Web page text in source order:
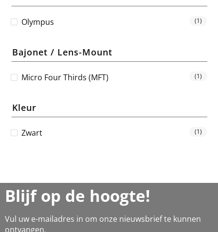
Olympus (1)
Bajonet / Lens-Mount
Micro Four Thirds (MFT) (1)
Kleur
Zwart (1)
Blijf op de hoogte!
Vul uw e-mailadres in om onze nieuwsbrief te kunnen
ontvangen.